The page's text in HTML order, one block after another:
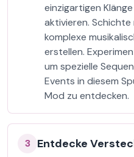
einzigartigen
aktivieren.
komplexe
erstellen.
um spezielle
Events in diesem
Mod zu entdecken.
3 Entdecke